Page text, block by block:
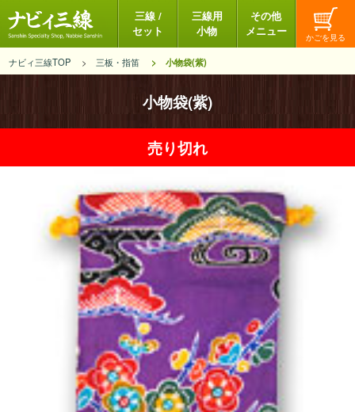
三線 /
セット
三線用
小物
その他
メニュー
ナビィ三線TOP 三板・指笛 小物袋(紫)
小物袋(紫)